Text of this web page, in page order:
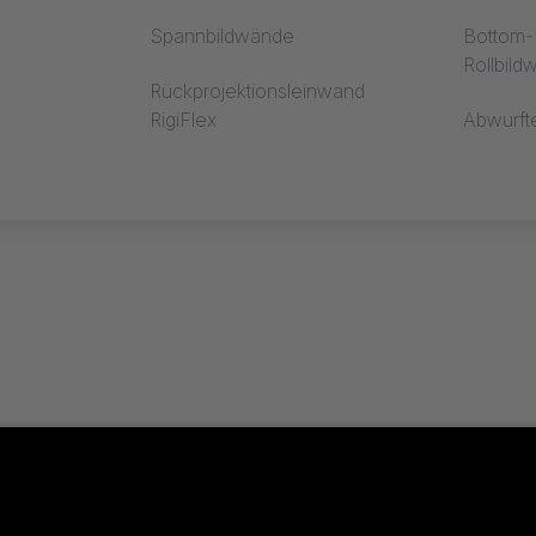
Spannbildwände
Rückprojektionsleinwand
RigiFlex